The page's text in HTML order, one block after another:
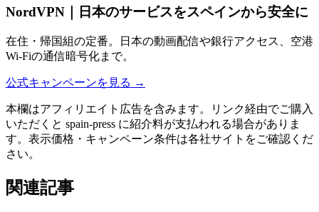
NordVPN｜日本のサービスをスペインから安全に
在住・帰国組の定番。日本の動画配信や銀行アクセス、空港
Wi-Fiの通信暗号化まで。
公式キャンペーンを見る →
本欄はアフィリエイト広告を含みます。リンク経由でご購入
いただくと spain-press に紹介料が支払われる場合がありま
す。表示価格・キャンペーン条件は各社サイトをご確認くだ
さい。
関連記事